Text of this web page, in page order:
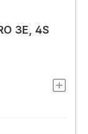
3E, 4S